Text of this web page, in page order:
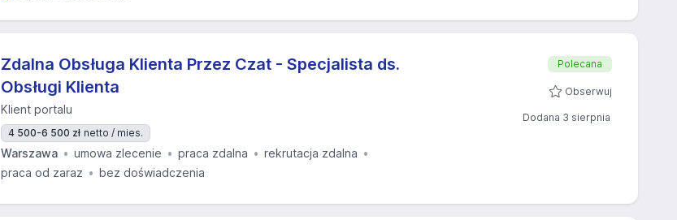
Zdalna Obsługa Klienta Przez Czat - Specjalista ds.
Obsługi Klienta
Klient portalu
4 500-6 500 zł netto / mies.
Warszawa umowa zlecenie praca zdalna
rekrutacja zdalna
praca od zaraz
bez doświadczenia
Polecana
Obserwuj
Dodana 3 sierpnia